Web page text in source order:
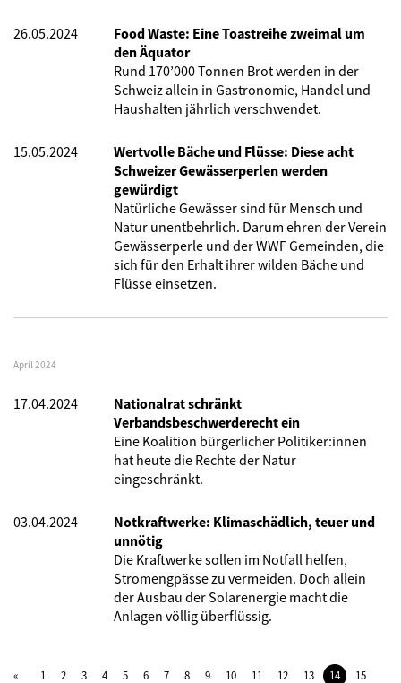
26.05.2024
Food Waste: Eine Toastreihe zweimal um
den Äquator
Rund 170’000 Tonnen Brot werden in der
Schweiz allein in Gastronomie, Handel und
Haushalten jährlich verschwendet.
15.05.2024
Wertvolle Bäche und Flüsse: Diese acht
Schweizer Gewässerperlen werden
gewürdigt
Natürliche Gewässer sind für Mensch und
Natur unentbehrlich. Darum ehren der Verein
Gewässerperle und der WWF Gemeinden, die
sich für den Erhalt ihrer wilden Bäche und
Flüsse einsetzen.
April 2024
17.04.2024
Nationalrat schränkt
Verbandsbeschwerderecht ein
Eine Koalition bürgerlicher Politiker:innen
hat heute die Rechte der Natur
eingeschränkt.
03.04.2024
Notkraftwerke: Klimaschädlich, teuer und
unnötig
Die Kraftwerke sollen im Notfall helfen,
Stromengpässe zu vermeiden. Doch allein
der Ausbau der Solarenergie macht die
Anlagen völlig überflüssig.
1 2 3 4 5 6 7 8 9 10 11 12 13 14
15